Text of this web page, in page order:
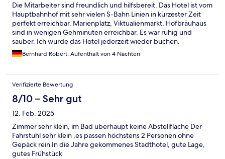
Die Mitarbeiter sind freundlich und hilfsbereit. Das Hotel ist vom
Hauptbahnhof mit sehr vielen S-Bahn Linien in kürzester Zeit
perfekt erreichbar. Marienplatz, Viktualienmarkt, Hofbräuhaus
sind in wenigen Gehminuten erreichbar. Es war ruhig und
sauber. Ich würde das Hotel jederzeit wieder buchen.
Bernhard Robert, Aufenthalt von 4 Nächten
Verifizierte Bewertung
8/10 – Sehr gut
12. Feb. 2025
Zimmer sehr klein, im Bad überhaupt keine Abstellfläche Der
Fahrstuhl sehr klein ,es passen höchstens 2 Personen ohne
Gepäck rein In die Jahre gekommenes Stadthotel, gute Lage,
gutes Frühstück